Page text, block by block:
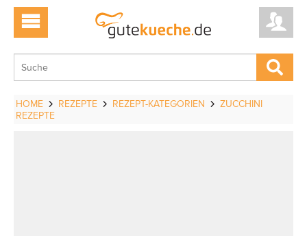
HOME REZEPTE REZEPT-KATEGORIEN
ZUCCHINI
REZEPTE